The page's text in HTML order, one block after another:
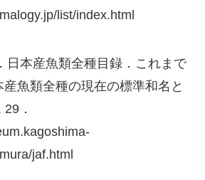
list/index.html
日本産魚類全種目録．これまで
魚類全種の現在の標準和名と
．
jaf.html